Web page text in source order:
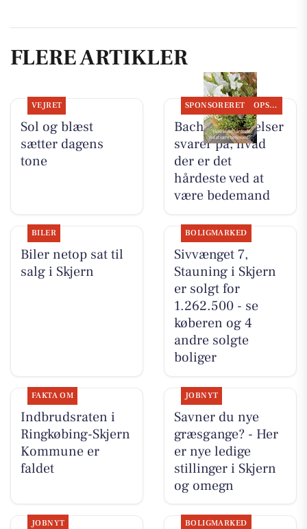
FLERE ARTIKLER
VEJRET
Sol og blæst
sætter dagens
tone
SPONSORERET OPSLAGSTAVLEN
Bachs Begravelser
svarer på, hvad
der er det
hårdeste ved at
være bedemand
BILER
Biler netop sat til
salg i Skjern
BOLIGMARKED
Sivvænget 7,
Stauning i Skjern
er solgt for
1.262.500 - se
køberen og 4
andre solgte
boliger
FAKTA OM
Indbrudsraten i
Ringkøbing-Skjern
Kommune er
faldet
JOBNYT
Savner du nye
græsgange? - Her
er nye ledige
stillinger i Skjern
og omegn
JOBNYT BOLIGMARKED